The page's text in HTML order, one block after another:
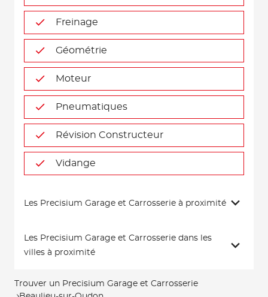
Freinage
Géométrie
Moteur
Pneumatiques
Révision Constructeur
Vidange
Les Precisium Garage et Carrosserie à proximité
Les Precisium Garage et Carrosserie dans les
villes à proximité
Trouver un Precisium Garage et Carrosserie